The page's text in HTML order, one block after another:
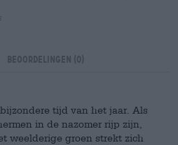
Beoordelingen (0)
tijd van het jaar. Als
in de nazomer rijp zijn,
weelderige groen strekt zich